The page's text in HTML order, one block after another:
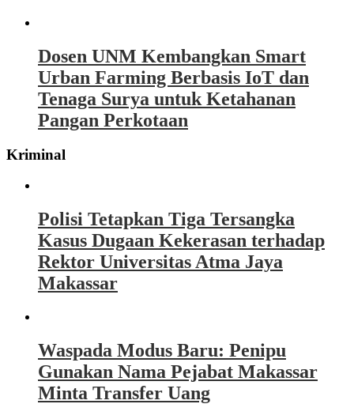
Dosen UNM Kembangkan Smart
Urban Farming Berbasis IoT dan
Tenaga Surya untuk Ketahanan
Pangan Perkotaan
Kriminal
Polisi Tetapkan Tiga Tersangka
Kasus Dugaan Kekerasan terhadap
Rektor Universitas Atma Jaya
Makassar
Waspada Modus Baru: Penipu
Gunakan Nama Pejabat Makassar
Minta Transfer Uang